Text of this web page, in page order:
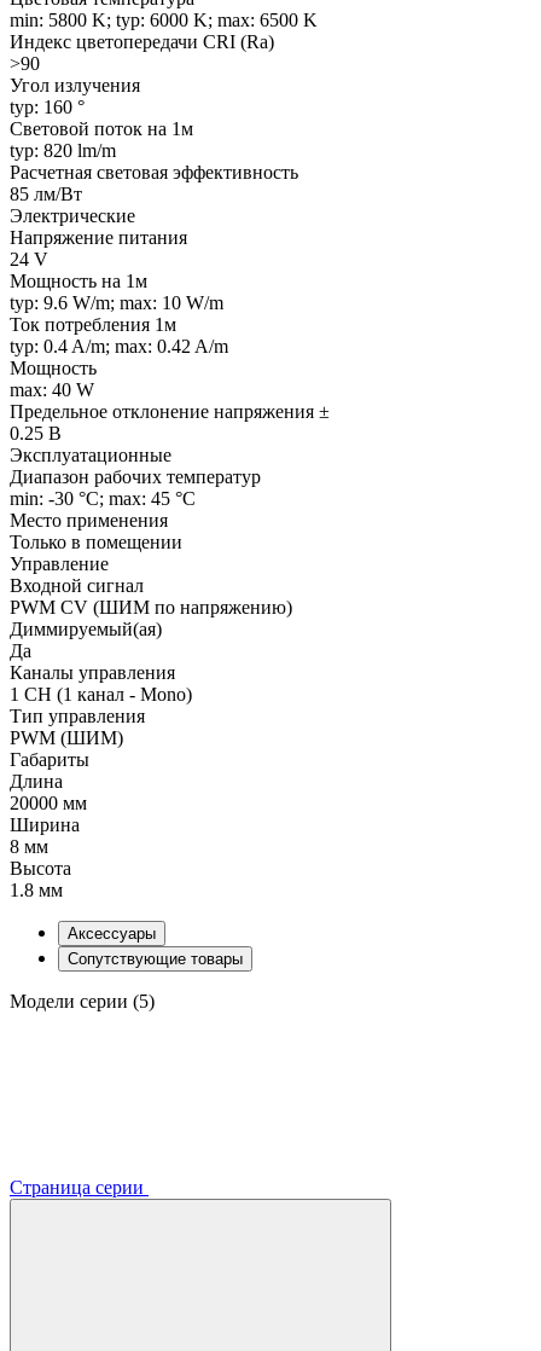
min: 5800 K; typ: 6000 K; max: 6500 K
Индекс цветопередачи CRI (Ra)
>90
Угол излучения
typ: 160 °
Световой поток на 1м
typ: 820 lm/m
Расчетная световая эффективность
85 лм/Вт
Электрические
Напряжение питания
24 V
Мощность на 1м
typ: 9.6 W/m; max: 10 W/m
Ток потребления 1м
typ: 0.4 A/m; max: 0.42 A/m
Мощность
max: 40 W
Предельное отклонение напряжения ±
0.25 В
Эксплуатационные
Диапазон рабочих температур
min: -30 °C; max: 45 °C
Место применения
Только в помещении
Управление
Входной сигнал
PWM СV (ШИМ по напряжению)
Диммируемый(ая)
Да
Каналы управления
1 CH (1 канал - Mono)
Тип управления
PWM (ШИМ)
Габариты
Длина
20000 мм
Ширина
8 мм
Высота
1.8 мм
Аксессуары
Сопутствующие товары
Модели серии (5)
Страница серии